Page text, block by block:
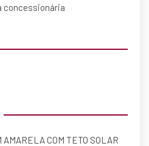
concessionária
AMARELA COM TETO SOLAR